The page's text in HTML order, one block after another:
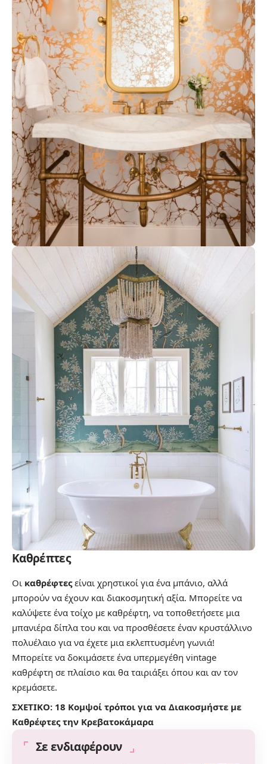
Καθρέπτες
Οι καθρέφτεςείναι χρηστικοί για ένα μπάνιο, αλλά
μπορούν να έχουν και διακοσμητική αξία. Μπορείτε να
καλύψετε ένα τοίχο με καθρέφτη, να τοποθετήσετε μια
μπανιέρα δίπλα του και να προσθέσετε έναν κρυστάλλινο
πολυέλαιο για να έχετε μια εκλεπτυσμένη γωνιά!
Μπορείτε να δοκιμάσετε ένα υπερμεγέθη vintage
καθρέφτη σε πλαίσιο και θα ταιριάξει όπου και αν τον
κρεμάσετε.
ΣΧΕΤΙΚΟ: 18 Κομψοί τρόποι για να Διακοσμήστε με
Καθρέφτες την Κρεβατοκάμαρα
Σε ενδιαφέρουν